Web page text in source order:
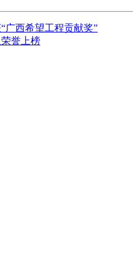
广西希望工程贡献奖”
誉上榜